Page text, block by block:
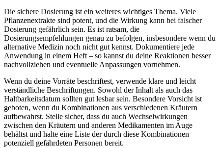
Die sichere Dosierung ist ein weiteres wichtiges Thema. Viele
Pflanzenextrakte sind‌ potent, und die Wirkung kann bei falscher
Dosierung gefährlich sein. Es ist ratsam, die
Dosierungsempfehlungen genau zu befolgen, insbesondere wenn du
alternative Medizin noch nicht gut kennst. Dokumentiere jede ​
Anwendung in einem Heft – so kannst ‍du deine Reaktionen besser
nachvollziehen und eventuelle Anpassungen vornehmen.
Wenn du deine Vorräte beschriftest, verwende klare und leicht
verständliche Beschriftungen. Sowohl der⁤ Inhalt als auch das
Haltbarkeitsdatum ‌sollten gut⁣ lesbar‌ sein. Besondere Vorsicht ist
geboten,​ wenn du Kombinationen aus verschiedenen Kräutern
aufbewahrst.⁣ Stelle sicher,​ dass du auch Wechselwirkungen
zwischen den Kräutern und anderen Medikamenten im Auge
behältst und halte ⁣eine Liste⁤ der durch‍ diese Kombinationen
potenziell gefährdeten⁣ Personen bereit.